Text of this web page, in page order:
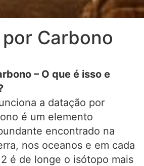
Carbono
– O que é isso e
a datação por
é um elemento
encontrado na
nos oceanos e em cada
é de longe o isótopo mais